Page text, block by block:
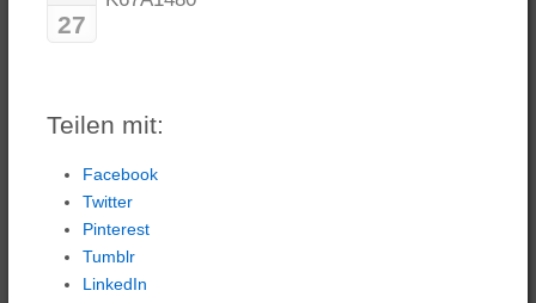
27
Teilen mit:
Facebook
Twitter
Pinterest
Tumblr
LinkedIn